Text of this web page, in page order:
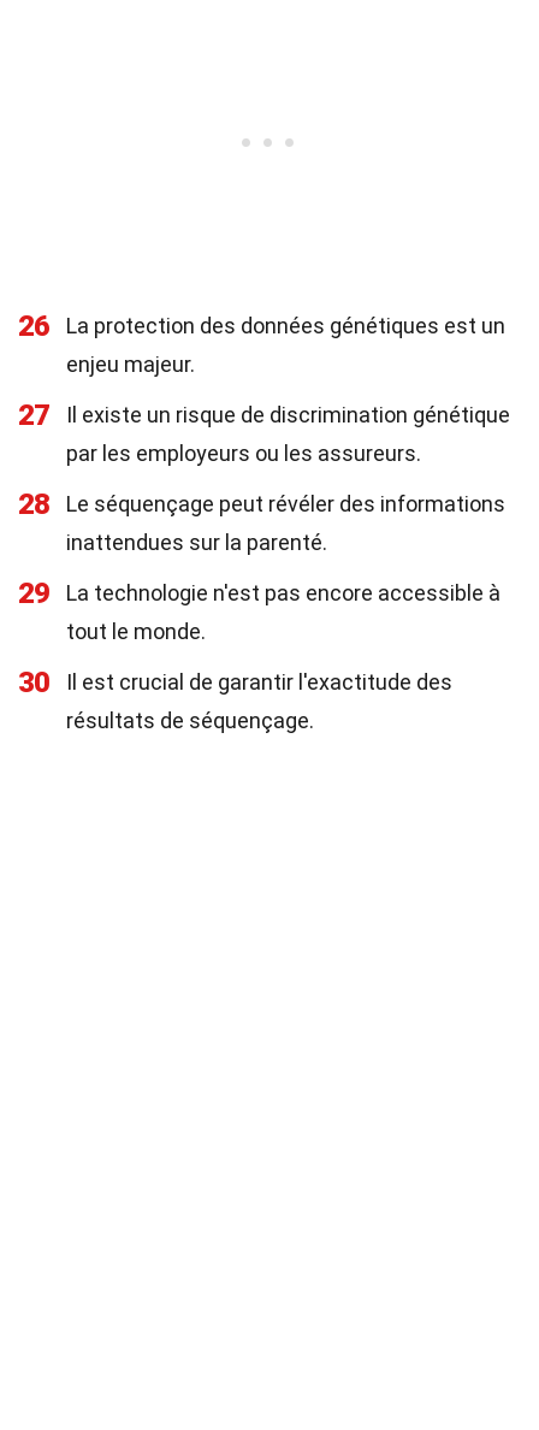
26
La protection des données génétiques est un
enjeu majeur.
27
Il existe un risque de discrimination génétique
par les employeurs ou les assureurs.
28
Le séquençage peut révéler des informations
inattendues sur la parenté.
29
La technologie n'est pas encore accessible à
tout le monde.
30
Il est crucial de garantir l'exactitude des
résultats de séquençage.